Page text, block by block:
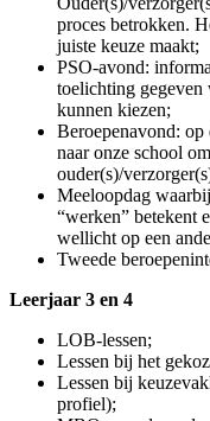
proces betrokken.
juiste keuze maakt;
PSO-avond:
toelichting
kunnen kiezen;
Beroepenavond: op
naar onze school
ouder(s)/
Meeloopdag
“werken” betekent
wellicht op een
Tweede
Leerjaar 3 en 4
LOB-lessen;
Lessen bij het
Lessen bij
profiel);